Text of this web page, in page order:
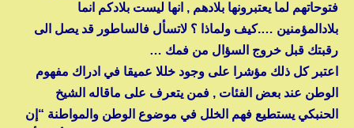
فتوحاتهم لما يعتبرونها بلادهم , انها ليست بلادكم انما
بلادالمؤمنين ….كيف ولماذا ؟ لاتسأل فالساطور قد يصل الى
رقبتك قبل خروج السؤال من فمك …
اعتبر كل ذلك مؤشرا على وجود خللا عميقا في ادراك مفهوم
الوطن عند بعض الفئات , فمن يتعرف على ماقاله الشيخ
الحنبكي يستطيع فهم الخلل في موضوع الوطن والمواطنة “إن